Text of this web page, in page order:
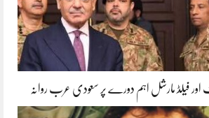
اور فیلڈ مارشل اہم دورے پر سعودی عرب روانہ